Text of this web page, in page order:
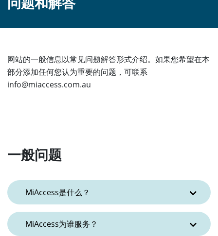
问题和解答
网站的一般信息以常见问题解答形式介绍。如果您希望在本
部分添加任何您认为重要的问题，可联系
info@miaccess.com.au
一般问题
MiAccess是什么？
MiAccess为谁服务？